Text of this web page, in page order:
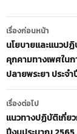
เมนู
นำทาง
เรื่อง
เรื่องก่อนหน้า
นโยบายและแนวป
คุกคามทางเพศใน
ปลายพระยา ประจ
เรื่องต่อไป
แนวทางปฏิบัติเกี่ย